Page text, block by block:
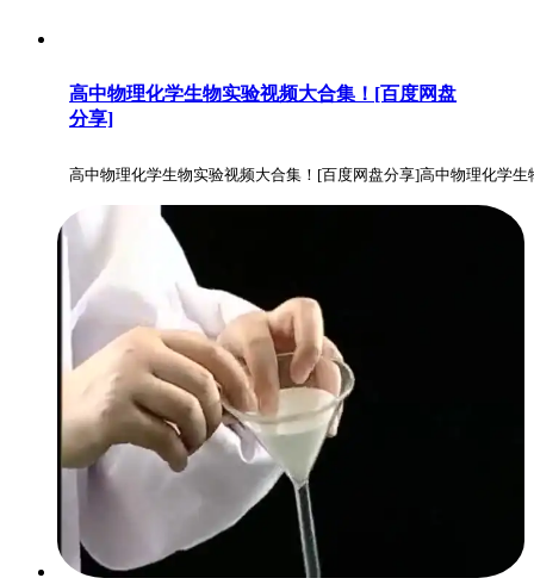
高中物理化学生物实验视频大合集！[百度网盘
分享]
高中物理化学生物实验视频大合集！[百度网盘分享]高中物理化学生